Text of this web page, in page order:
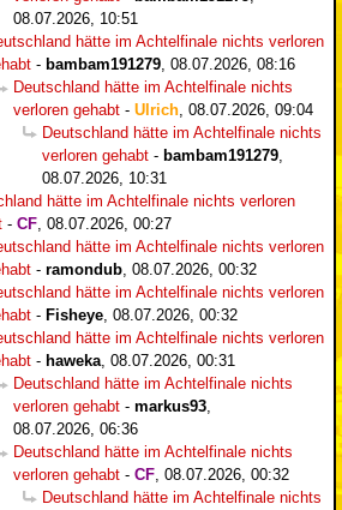
08.07.2026, 10:51
hätte im Achtelfinale nichts verloren
- bambam191279 08.07.2026, 08:16
Deutschland hätte im Achtelfinale nichts
verloren gehabt - Ulrich 08.07.2026, 09:04
Deutschland hätte im Achtelfinale nichts
verloren gehabt - bambam191279
08.07.2026, 10:31
hätte im Achtelfinale nichts verloren
- CF 08.07.2026, 00:27
hätte im Achtelfinale nichts verloren
- ramondub 08.07.2026, 00:32
hätte im Achtelfinale nichts verloren
- Fisheye 08.07.2026, 00:32
hätte im Achtelfinale nichts verloren
- haweka 08.07.2026, 00:31
Deutschland hätte im Achtelfinale nichts
verloren gehabt - markus93
08.07.2026, 06:36
Deutschland hätte im Achtelfinale nichts
verloren gehabt - CF 08.07.2026, 00:32
Deutschland hätte im Achtelfinale nichts